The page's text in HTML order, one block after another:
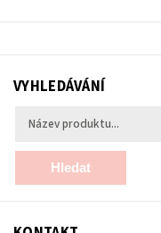
VYHLEDÁVÁNÍ
Hledat